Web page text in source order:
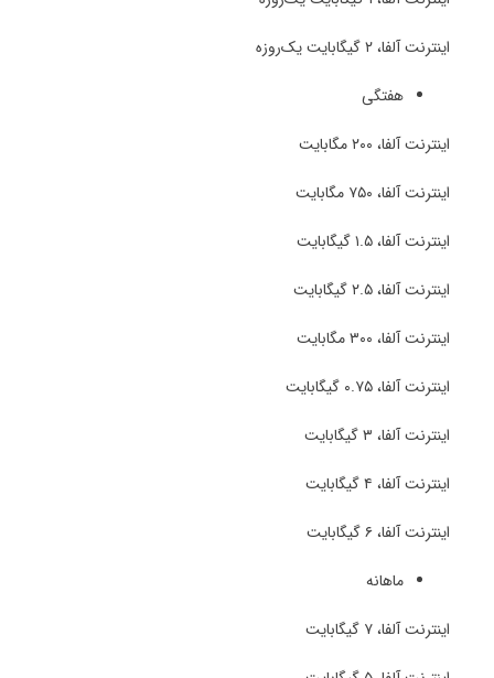
اینترنت آلفا، ۲ گیگابایت یک‌روزه
هفتگی
اینترنت آلفا، ۲۰۰ مگابایت
اینترنت آلفا، ۷۵۰ مگابایت
اینترنت آلفا، ۱.۵ گیگابایت
اینترنت آلفا، ۲.۵ گیگابایت
اینترنت آلفا، ۳۰۰ مگابایت
اینترنت آلفا، ۰.۷۵ گیگابایت
اینترنت آلفا، ۳ گیگابایت
اینترنت آلفا، ۴ گیگابایت
اینترنت آلفا، ۶ گیگابایت
ماهانه
اینترنت آلفا، ۷ گیگابایت